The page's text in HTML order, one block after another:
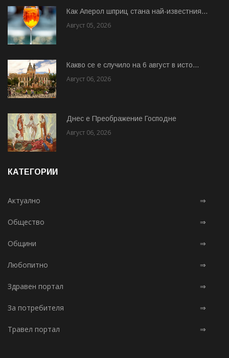
Как Аперол шприц стана най-известния...
Август 05, 2026
Какво се е случило на 6 август в исто...
Август 06, 2026
Днес е Преображение Господне
Август 06, 2026
КАТЕГОРИИ
Актуално ⇒
Общество ⇒
Общини ⇒
Любопитно ⇒
Здравен портал ⇒
За потребителя ⇒
Травел портал ⇒